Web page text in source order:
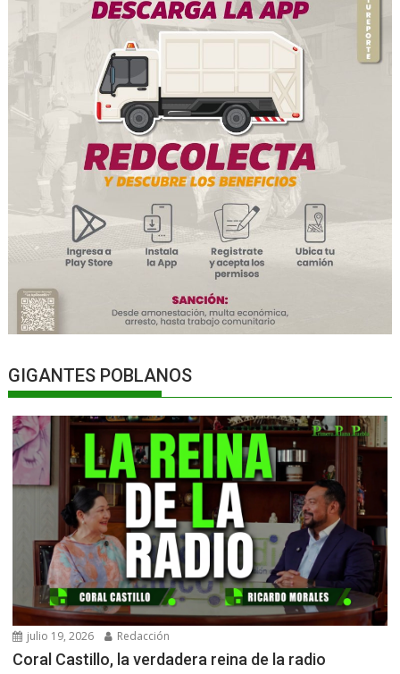
GIGANTES POBLANOS
julio 19, 2026 Redacción
Coral Castillo, la verdadera reina de la radio